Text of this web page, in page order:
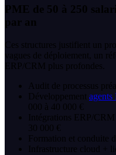
PME de 50 à 250
par an
Ces structures justifient un
vagues de déploiement, un
ERP/CRM plus profondes.
Audit de processus
Développement agents
000 à 40 000 €
Intégrations ERP/
30 000 €
Formation et conduite
Infrastructure cloud +